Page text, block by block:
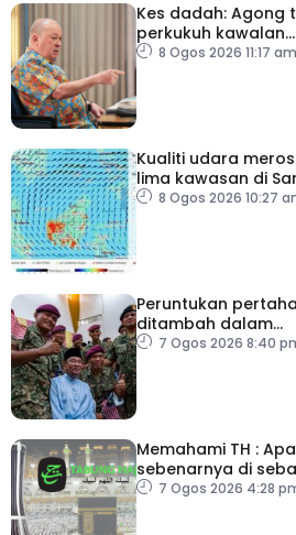
Kes dadah: Agong
perkukuh kawalan
lapangan terbang,
8 Ogos 2026 11:17 am
Kualiti udara
lima kawasan di
catat IPU tidak
8 Ogos 2026 10:27
Peruntukan
ditambah dalam
Belanjawan 2027
7 Ogos 2026 8:40
Memahami TH : Apa
sebenarnya di
angka
7 Ogos 2026 4:28